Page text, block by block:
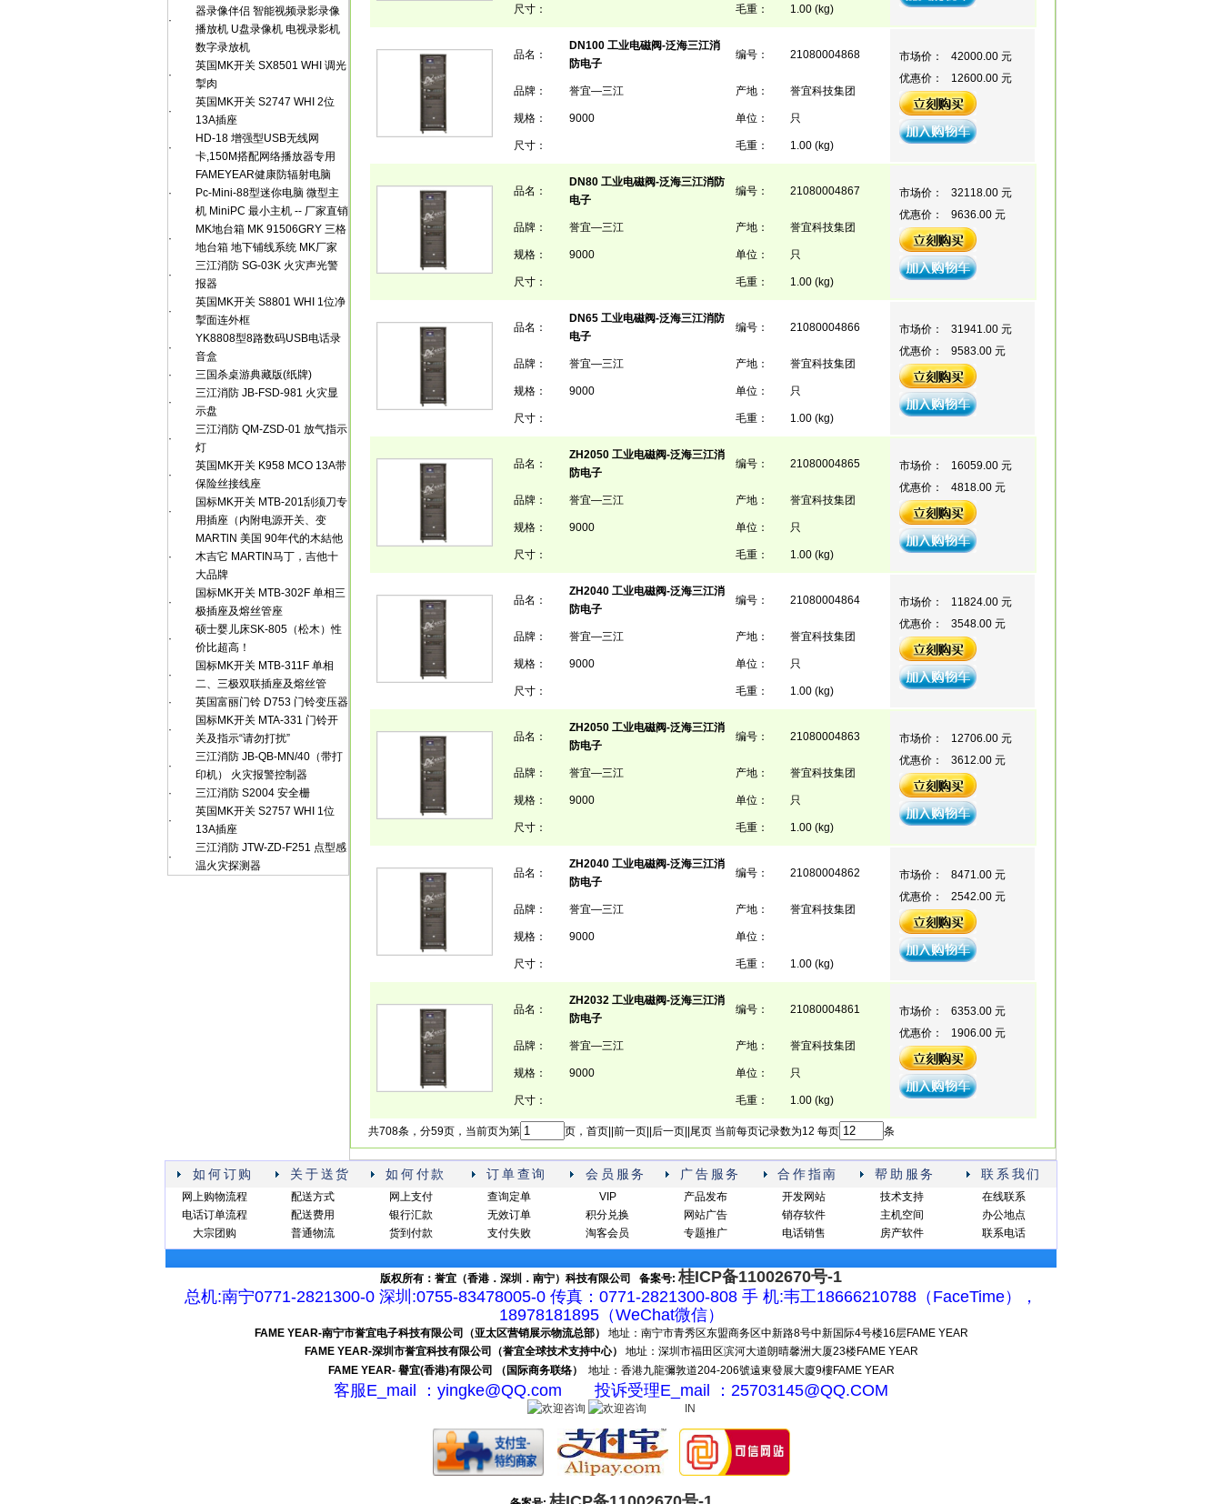
·
器录像伴侣 智能视频录影录像
播放机 U盘录像机 电视录影机
数字录放机
·
英国MK开关 SX8501 WHI 调光
掣肉
·
英国MK开关 S2747 WHI 2位
13A插座
·
HD-18 增强型USB无线网
卡,150M搭配网络播放器专用
·
FAMEYEAR健康防辐射电脑
Pc-Mini-88型迷你电脑 微型主
机 MiniPC 最小主机 -- 厂家直销
·
MK地台箱 MK 91506GRY 三格
地台箱 地下铺线系统 MK厂家
·
三江消防 SG-03K 火灾声光警
报器
·
英国MK开关 S8801 WHI 1位净
掣面连外框
·
YK8808型8路数码USB电话录
音盒
·
三国杀桌游典藏版(纸牌)
·
三江消防 JB-FSD-981 火灾显
示盘
·
三江消防 QM-ZSD-01 放气指示
灯
·
英国MK开关 K958 MCO 13A带
保险丝接线座
·
国标MK开关 MTB-201刮须刀专
用插座（内附电源开关、变
·
MARTlN 美国 90年代的木結他
木吉它 MARTIN马丁，吉他十
大品牌
·
国标MK开关 MTB-302F 单相三
极插座及熔丝管座
·
硕士婴儿床SK-805（松木）性
价比超高！
·
国标MK开关 MTB-311F 单相
二、三极双联插座及熔丝管
·
英国富丽门铃 D753 门铃变压器
·
国标MK开关 MTA-331 门铃开
关及指示“请勿打扰”
·
三江消防 JB-QB-MN/40（带打
印机） 火灾报警控制器
·
三江消防 S2004 安全栅
·
英国MK开关 S2757 WHI 1位
13A插座
·
三江消防 JTW-ZD-F251 点型感
温火灾探测器
尺寸： 毛重： 1.00 (kg)
品名：
DN100 工业电磁阀-泛海三江消
防电子
编号： 21080004868
品牌： 誉宜—三江 产地： 誉宜科技集团
规格： 9000 单位： 只
尺寸： 毛重： 1.00 (kg)
市场价：
42000.00 元
优惠价：
12600.00 元
品名：
DN80 工业电磁阀-泛海三江消防
电子
编号： 21080004867
品牌： 誉宜—三江 产地： 誉宜科技集团
规格： 9000 单位： 只
尺寸： 毛重： 1.00 (kg)
市场价：
32118.00 元
优惠价：
9636.00 元
品名：
DN65 工业电磁阀-泛海三江消防
电子
编号： 21080004866
品牌： 誉宜—三江 产地： 誉宜科技集团
规格： 9000 单位： 只
尺寸： 毛重： 1.00 (kg)
市场价：
31941.00 元
优惠价：
9583.00 元
品名：
ZH2050 工业电磁阀-泛海三江消
防电子
编号： 21080004865
品牌： 誉宜—三江 产地： 誉宜科技集团
规格： 9000 单位： 只
尺寸： 毛重： 1.00 (kg)
市场价：
16059.00 元
优惠价：
4818.00 元
品名：
ZH2040 工业电磁阀-泛海三江消
防电子
编号： 21080004864
品牌： 誉宜—三江 产地： 誉宜科技集团
规格： 9000 单位： 只
尺寸： 毛重： 1.00 (kg)
市场价：
11824.00 元
优惠价：
3548.00 元
品名：
ZH2050 工业电磁阀-泛海三江消
防电子
编号： 21080004863
品牌： 誉宜—三江 产地： 誉宜科技集团
规格： 9000 单位： 只
尺寸： 毛重： 1.00 (kg)
市场价：
12706.00 元
优惠价：
3612.00 元
品名：
ZH2040 工业电磁阀-泛海三江消
防电子
编号： 21080004862
品牌： 誉宜—三江 产地： 誉宜科技集团
规格： 9000 单位：
尺寸： 毛重： 1.00 (kg)
市场价：
8471.00 元
优惠价：
2542.00 元
品名：
ZH2032 工业电磁阀-泛海三江消
防电子
编号： 21080004861
品牌： 誉宜—三江 产地： 誉宜科技集团
规格： 9000 单位： 只
尺寸： 毛重： 1.00 (kg)
市场价：
6353.00 元
优惠价：
1906.00 元
共708条，分59页，当前页为第 页，首页||前一页|| 后一页 尾页 当前每页记录数为12 每页 条
如何订购 关于送货 如何付款 订单查询 会员服务 广告服务 合作指南 帮助服务 联系我们
网上购物流程
电话订单流程
大宗团购
配送方式
配送费用
普通物流
网上支付
银行汇款
货到付款
查询定单
无效订单
支付失败
VIP
积分兑换
淘客会员
产品发布
网站广告
专题推广
开发网站
销存软件
电话销售
技术支持
主机空间
房产软件
在线联系
办公地点
联系电话
版权所有：誉宜（香港．深圳．南宁）科技有限公司 备案号:桂ICP备11002670号-1
总机:南宁0771-2821300-0 深圳:0755-83478005-0 传真：0771-2821300-808 手 机:韦工18666210788（FaceTime），
18978181895（WeChat微信）
FAME YEAR-南宁市誉宜电子科技有限公司（亚太区营销展示物流总部）
地址：南宁市青秀区东盟商务区中新路8号中新国际4号楼16层FAME YEAR
FAME YEAR-深圳市誉宜科技有限公司（誉宜全球技术支持中心）
地址：深圳市福田区滨河大道朗晴馨洲大厦23楼FAME YEAR
FAME YEAR- 譽宜(香港)有限公司 （国际商务联络）
地址：香港九龍彌敦道204-206號遠東發展大廈9樓FAME YEAR
客服E_mail ：yingke@QQ.com 投诉受理E_mail ：25703145@QQ.COM
IN